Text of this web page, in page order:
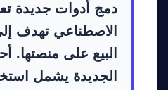
دمج أدوات جديدة
الاصطناعي تهدف
البيع على منصتها.
الجديدة يشمل